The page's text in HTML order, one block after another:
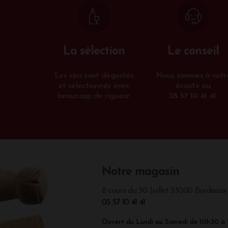
La sélection Le conseil
05 57 10 41 41
Ouvert du Lundi au Samedi de 10h30 à